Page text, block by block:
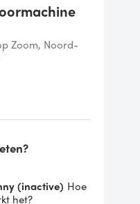
Zoom, Noord-
(inactive) Hoe
het?